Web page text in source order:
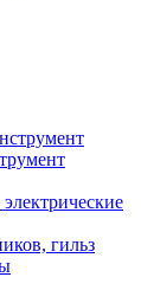
гильз